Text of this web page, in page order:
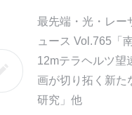
最先端・光・レー
ュース Vol.765「
12mテラヘルツ望
画が切り拓く新た
研究」他